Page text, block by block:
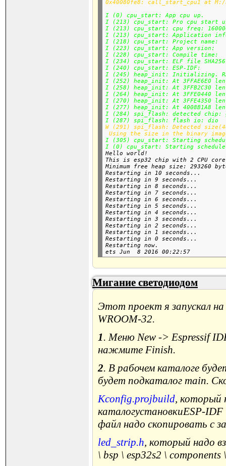
I (0) cpu_start: App cpu up.
I (213) cpu_start: Pro cpu start
I (213) cpu_start: cpu freq:
I (213) cpu_start: Application
I (218) cpu_start: Project name:
I (223) cpu_start: App version:
I (228) cpu_start: Compile time:
I (234) cpu_start: ELF file
I (240) cpu_start: ESP-IDF:
I (245) heap_init: Initializing.
I (252) heap_init: At 3FFAE6E0 len
I (258) heap_init: At 3FFB2C30 len
I (264) heap_init: At 3FFE0440 len
I (270) heap_init: At 3FFE4350 len
I (277) heap_init: At 4008B1A8 len
I (284) spi_flash: detected chip:
I (287) spi_flash: flash io: dio
W (291) spi_flash: Detected
Using the size in the binary
I (305) cpu_start: Starting
I (0) cpu_start: Starting scheduler
Hello world!
This is esp32 chip with 2 CPU
Minimum free heap size: 293260
Restarting in 10 seconds...
Restarting in 9 seconds...
Restarting in 8 seconds...
Restarting in 7 seconds...
Restarting in 6 seconds...
Restarting in 5 seconds...
Restarting in 4 seconds...
Restarting in 3 seconds...
Restarting in 2 seconds...
Restarting in 1 seconds...
Restarting in 0 seconds...
Restarting now.
Мигание светодиодом
Этот проект я запускал
WROOM-32.
1. Меню New -> Espressif
нажмите Finish.
2. В рабочем каталоге
будет подкаталог main.
Kconfig.projbuild, который
каталогустановкиESP-
файл надо скопировать с
led_strip.h, который надо
\ bsp \ esp32s2 \